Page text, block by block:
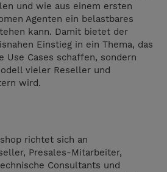
und wie aus einem ersten
Agenten ein belastbares
kann. Damit bietet der
Einstieg in ein Thema, das
Use Cases schaffen, sondern
vieler Reseller und
wird.
richtet sich an
Presales-Mitarbeiter,
Consultants und